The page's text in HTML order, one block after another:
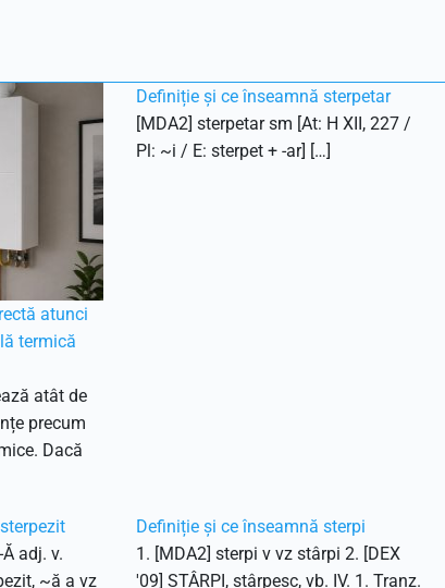
atunci
termică
atât de
precum
Dacă
Definiție și ce înseamnă sterpetar
[MDA2] sterpetar sm [At: H XII, 227 /
Pl: ~i / E: sterpet + -ar] […]
Ă adj. v.
~ă a vz
Definiție și ce înseamnă sterpi
1. [MDA2] sterpi v vz stârpi 2. [DEX
'09] STÂRPI, stârpesc, vb. IV. 1. Tranz.